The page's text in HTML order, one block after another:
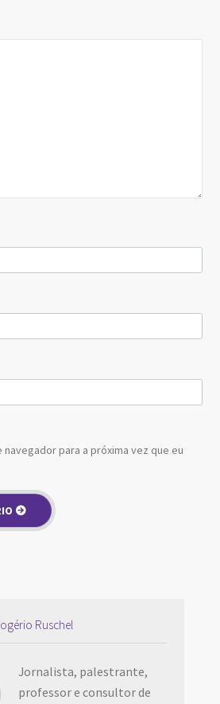
para a próxima vez que eu
Ruschel
Jornalista, palestrante,
professor e consultor de